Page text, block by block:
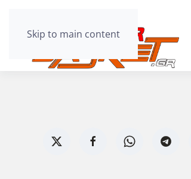
Skip to main content